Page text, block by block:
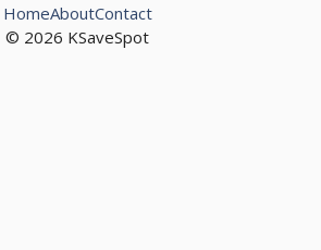
© 2026 KSaveSpot
HomeAboutContact